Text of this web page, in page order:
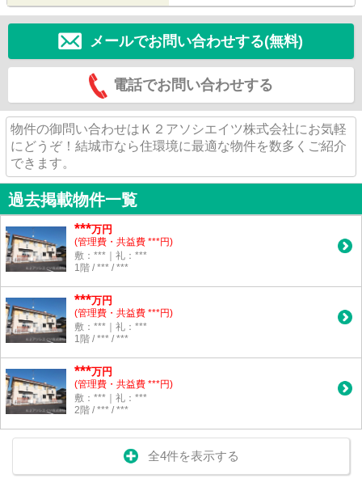
メールでお問い合わせする(無料)
電話でお問い合わせする
物件の御問い合わせはＫ２アソシエイツ株式会社にお気軽
にどうぞ！結城市なら住環境に最適な物件を数多くご紹介
できます。
過去掲載物件一覧
***万円
(管理費・共益費 ***円)
敷：***｜礼：***
1階 / *** / ***
***万円
(管理費・共益費 ***円)
敷：***｜礼：***
1階 / *** / ***
***万円
(管理費・共益費 ***円)
敷：***｜礼：***
2階 / *** / ***
全4件を表示する